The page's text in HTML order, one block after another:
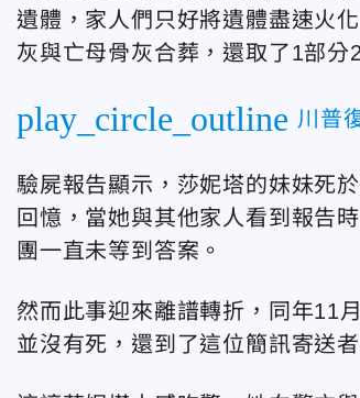
遺體，家人們只好將遺體盡速火
灰與亡母骨灰合葬，還取了1部分
play_circle_outline 川普
驗屍報告顯示，莎妮塔的妹妹死
回憶，當她與其他家人看到報告
團一直未等到答案。
然而此事迎來離譜轉折，同年11
並沒有死，還到了這位簡訊寄送